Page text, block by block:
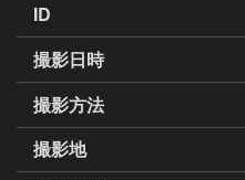
ID
撮影日時
撮影方法
撮影地